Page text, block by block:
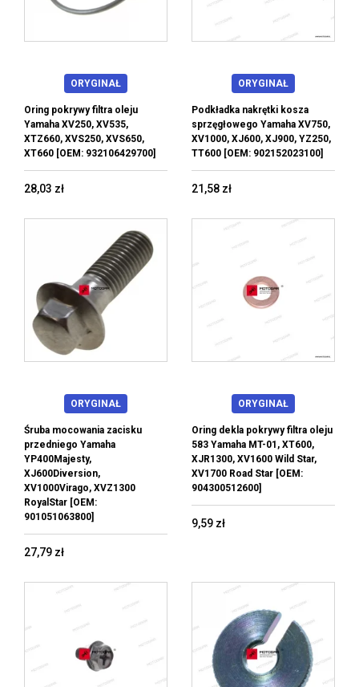
ORYGINAŁ
Oring pokrywy filtra oleju
Yamaha XV250, XV535,
XTZ660, XVS250, XVS650,
XT660 [OEM: 932106429700]
28,03 zł
ORYGINAŁ
Podkładka nakrętki kosza
sprzęgłowego Yamaha XV750,
XV1000, XJ600, XJ900, YZ250,
TT600 [OEM: 902152023100]
21,58 zł
ORYGINAŁ
Śruba mocowania zacisku
przedniego Yamaha
YP400Majesty,
XJ600Diversion,
XV1000Virago, XVZ1300
RoyalStar [OEM:
901051063800]
27,79 zł
ORYGINAŁ
Oring dekla pokrywy filtra oleju
583 Yamaha MT-01, XT600,
XJR1300, XV1600 Wild Star,
XV1700 Road Star [OEM:
904300512600]
9,59 zł